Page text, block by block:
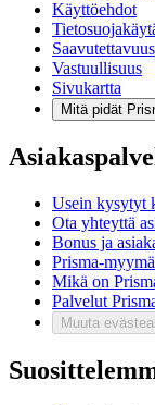
Käyttöehdot
Saavutettavuus
Vastuullisuus
Sivukartta
Mitä pidät
Usein kysytyt
Ota yhteyttä
Bonus ja
Prisma-
Mikä on
Palvelut
Muuta